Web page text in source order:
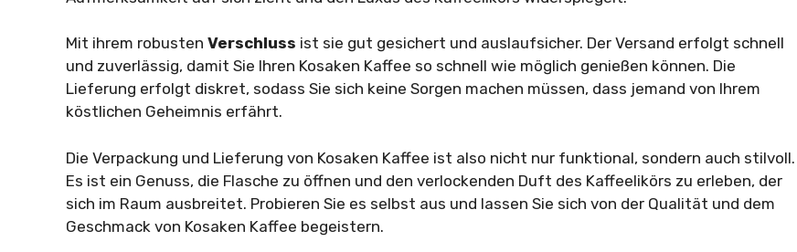
Mit ihrem robusten Verschluss ist sie gut gesichert und auslaufsicher. Der Versand erfolgt schnell
und zuverlässig, damit Sie Ihren Kosaken Kaffee so schnell wie möglich genießen können. Die
Lieferung erfolgt diskret, sodass Sie sich keine Sorgen machen müssen, dass jemand von Ihrem
köstlichen Geheimnis erfährt.
Die Verpackung und Lieferung von Kosaken Kaffee ist also nicht nur funktional, sondern auch stilvoll.
Es ist ein Genuss, die Flasche zu öffnen und den verlockenden Duft des Kaffeelikörs zu erleben, der
sich im Raum ausbreitet. Probieren Sie es selbst aus und lassen Sie sich von der Qualität und dem
Geschmack von Kosaken Kaffee begeistern.